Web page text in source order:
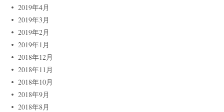
2019年4月
2019年3月
2019年2月
2019年1月
2018年12月
2018年11月
2018年10月
2018年9月
2018年8月